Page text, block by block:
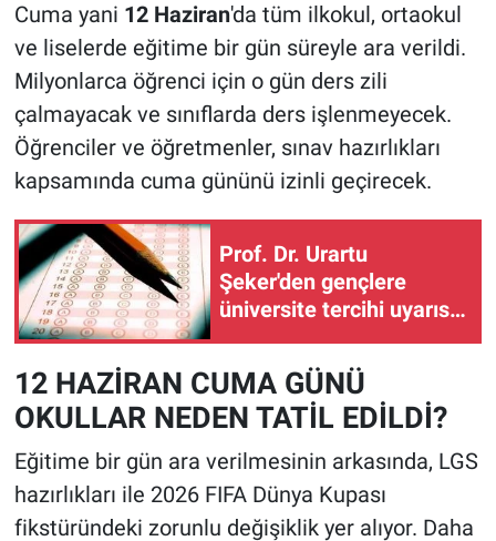
Cuma yani 12 Haziran'da tüm ilkokul, ortaokul
ve liselerde eğitime bir gün süreyle ara verildi.
Milyonlarca öğrenci için o gün ders zili
çalmayacak ve sınıflarda ders işlenmeyecek.
Öğrenciler ve öğretmenler, sınav hazırlıkları
kapsamında cuma gününü izinli geçirecek.
Prof. Dr. Urartu
Şeker'den gençlere
üniversite tercihi uyarısı:
aldanmayın"
12 HAZİRAN CUMA GÜNÜ
OKULLAR NEDEN TATİL EDİLDİ?
Eğitime bir gün ara verilmesinin arkasında, LGS
hazırlıkları ile 2026 FIFA Dünya Kupası
fikstüründeki zorunlu değişiklik yer alıyor. Daha